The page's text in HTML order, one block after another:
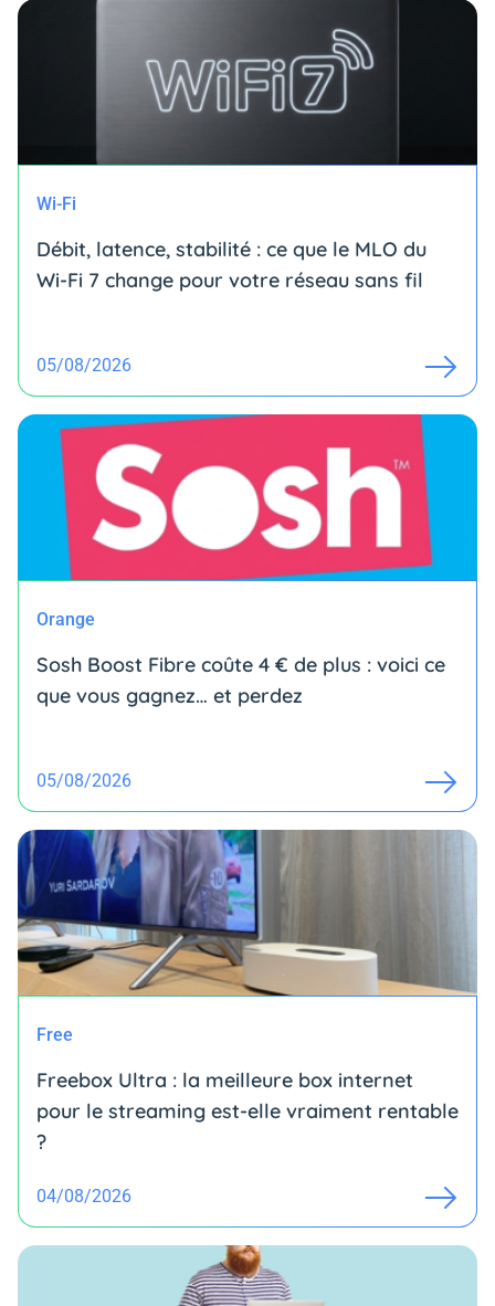
Wi-Fi
Débit, latence, stabilité : ce que le MLO du
Wi-Fi 7 change pour votre réseau sans fil
05/08/2026
Orange
Sosh Boost Fibre coûte 4 € de plus : voici ce
que vous gagnez… et perdez
05/08/2026
Free
Freebox Ultra : la meilleure box internet
pour le streaming est-elle vraiment rentable
?
04/08/2026